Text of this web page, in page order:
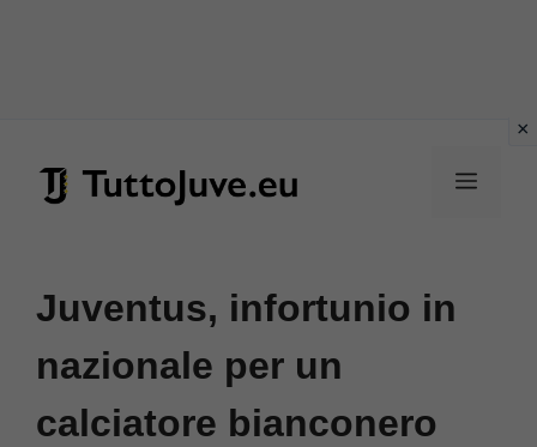
Menu
Juventus, infortunio in
nazionale per un
calciatore bianconero